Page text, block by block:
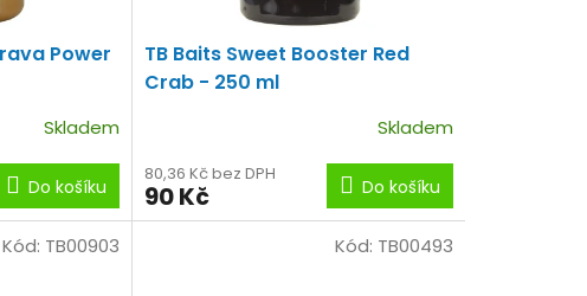
Power
Skladem
Do košíku
TB Baits Sweet Booster Red
Crab - 250 ml
Skladem
80,36 Kč bez DPH
90 Kč Do košíku
Kód: TB00903 Kód: TB00493